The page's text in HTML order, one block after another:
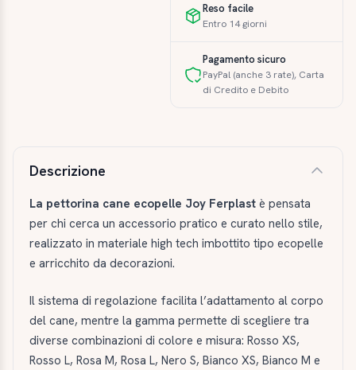
Reso facile
Entro 14 giorni
Pagamento sicuro
PayPal (anche 3 rate), Carta
di Credito e Debito
Descrizione
La pettorina cane ecopelle Joy Ferplast è pensata
per chi cerca un accessorio pratico e curato nello stile,
realizzato in materiale high tech imbottito tipo ecopelle
e arricchito da decorazioni.
Il sistema di regolazione facilita l’adattamento al corpo
del cane, mentre la gamma permette di scegliere tra
diverse combinazioni di colore e misura: Rosso XS,
Rosso L, Rosa M, Rosa L, Nero S, Bianco XS, Bianco M e